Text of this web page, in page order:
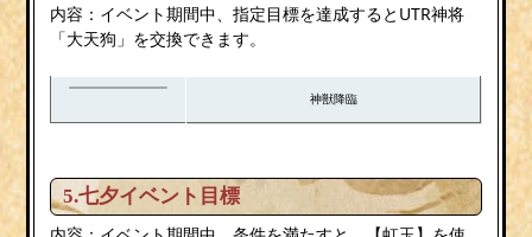
内容：イベント期間中、指定目標を達成するとUTR神将
「大天狗」を交換できます。
神獣降臨
5.七夕イベント目標